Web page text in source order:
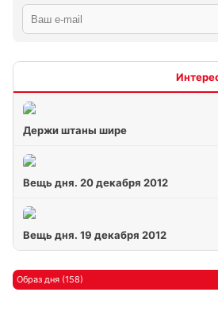
Держи штаны шире
Вещь дня. 20 декабря 2012
Вещь дня. 19 декабря 2012
Образ дня (158)